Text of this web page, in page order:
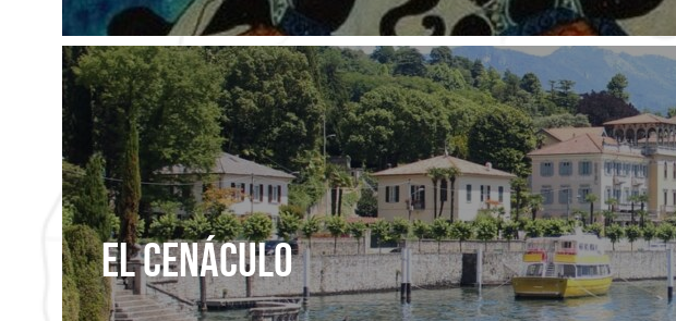
EL CENÁCULO